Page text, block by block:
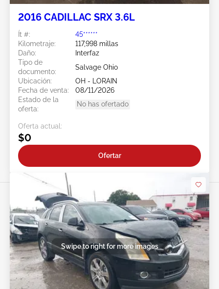
2016 CADILLAC SRX 3.6L
Ít #:
45******
Kilometraje:
117,998 millas
Daño:
Interfaz
Tipo de
documento:
Salvage Ohio
Ubicación:
OH - LORAIN
Fecha de venta:
08/11/2026
Estado de la
oferta:
No has ofertado
Oferta actual:
$0
Ofertar
Swipe to right for more images